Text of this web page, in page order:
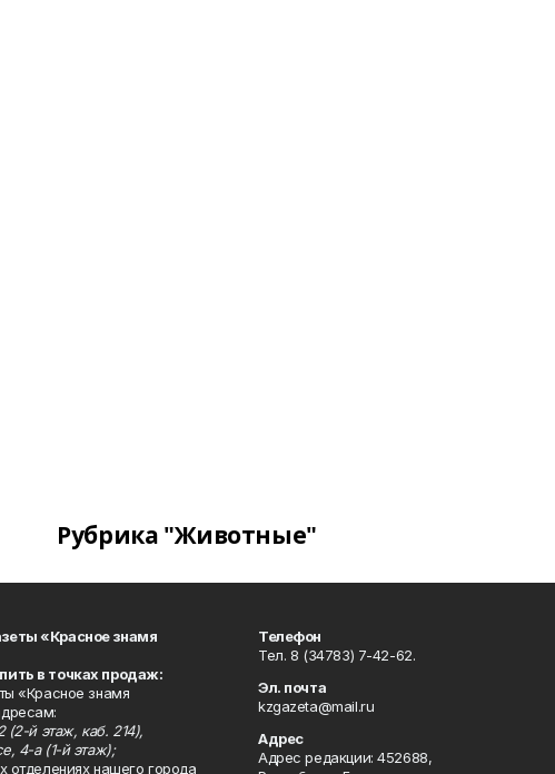
Рубрика "Животные"
«Красное знамя
в точках продаж:
«Красное знамя
(2-й этаж, каб. 214),
4-а (1-й этаж);
отделениях нашего города
Телефон
Тел. 8 (34783) 7-42-62.
Эл. почта
kzgazeta@mail.ru
Адрес
Адрес редакции: 452688,